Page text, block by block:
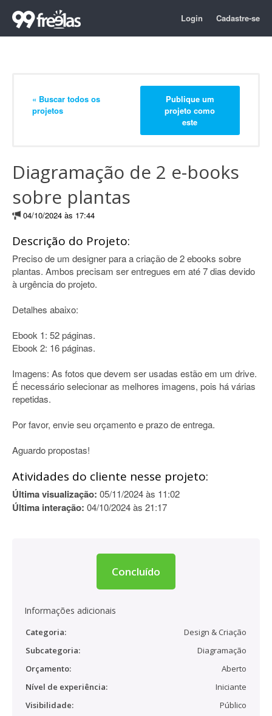
Login Cadastre-se
« Buscar todos os
projetos
Publique um
projeto como
este
Diagramação de 2 e-books
sobre plantas
04/10/2024 às 17:44
Descrição do Projeto:
Preciso de um designer para a criação de 2 ebooks sobre
plantas. Ambos precisam ser entregues em até 7 dias devido
à urgência do projeto.
Detalhes abaixo:
Ebook 1: 52 páginas.
Ebook 2: 16 páginas.
Imagens: As fotos que devem ser usadas estão em um drive.
É necessário selecionar as melhores imagens, pois há várias
repetidas.
Por favor, envie seu orçamento e prazo de entrega.
Aguardo propostas!
Atividades do cliente nesse projeto:
Última visualização: 05/11/2024 às 11:02
Última interação: 04/10/2024 às 21:17
Concluído
Informações adicionais
Categoria:
Design & Criação
Subcategoria:
Diagramação
Orçamento:
Aberto
Nível de experiência:
Iniciante
Visibilidade:
Público